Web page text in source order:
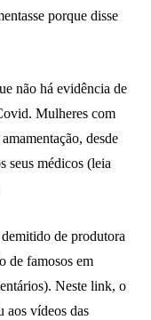
porque disse
não há evidência de
Mulheres com
desde
seus médicos (leia
de produtora
de famosos em
Neste link, o
aos vídeos das